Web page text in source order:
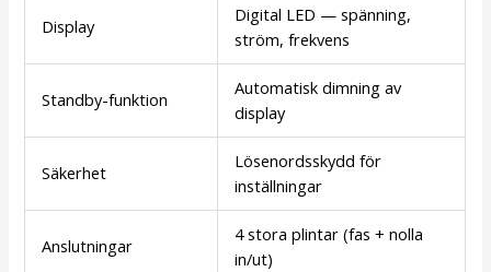
Display
Digital LED — spänning,
ström, frekvens
Standby-funktion
Automatisk dimning av
display
Säkerhet
Lösenordsskydd för
inställningar
Anslutningar
4 stora plintar (fas + nolla
in/ut)